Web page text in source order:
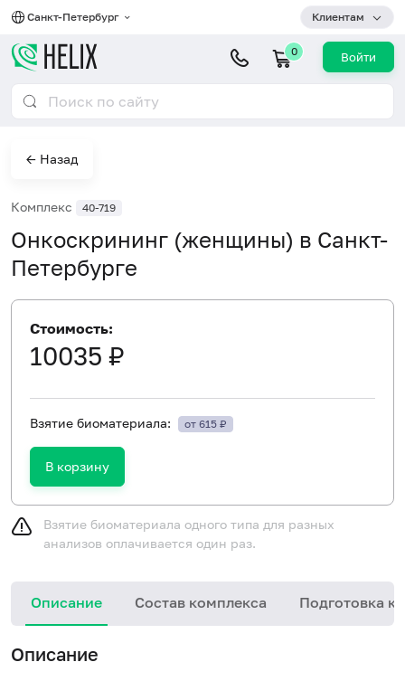
Санкт-Петербург Клиентам
0 Войти
← Назад
Комплекс 40-719
Онкоскрининг (женщины) в Санкт-
Петербурге
Стоимость:
10035 ₽
Взятие биоматериала: от 615 ₽
В корзину
Взятие биоматериала одного типа для разных
анализов оплачивается один раз.
Описание Состав комплекса Подготовка к
Описание